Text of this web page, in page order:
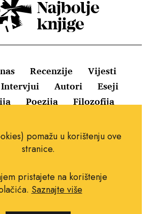
Recenzije
Vijesti
Intervjui Autori
Eseji
Poezija Filozofija
Pravila o kolačićima
Impressum
pomažu u korištenju ove
stranice.
pristajete na korištenje
Saznajte više